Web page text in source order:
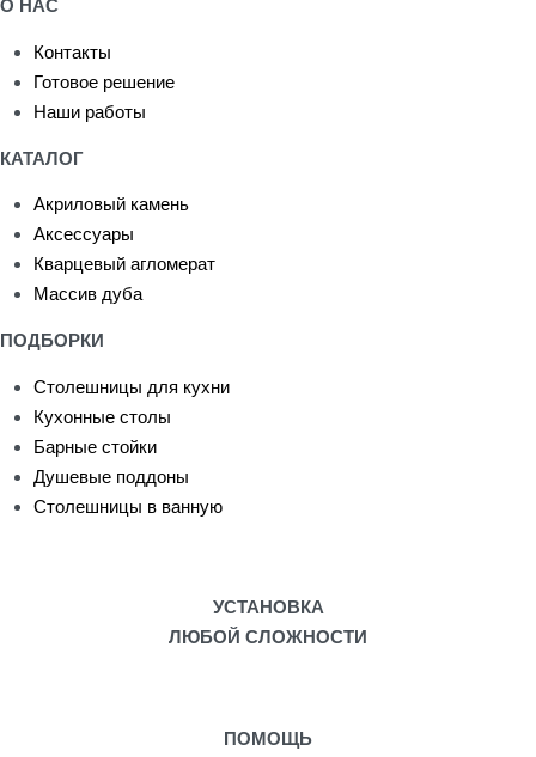
О НАС
Контакты
Готовое решение
Наши работы
КАТАЛОГ
Акриловый камень
Аксессуары
Кварцевый агломерат
Массив дуба
ПОДБОРКИ
Столешницы для кухни
Кухонные столы
Барные стойки
Душевые поддоны
Столешницы в ванную
УСТАНОВКА
ЛЮБОЙ СЛОЖНОСТИ
ПОМОЩЬ